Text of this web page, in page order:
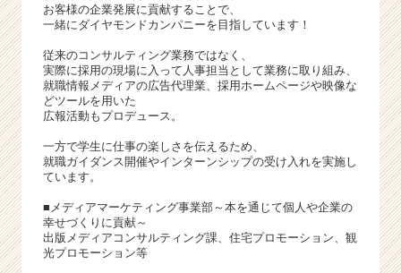
お客様の企業発展に貢献することで、
一緒にダイヤモンドカンパニーを目指しています！
従来のコンサルティング業務ではなく、
実際に採用の現場に入って人事担当として業務に取り組み、
就職情報メディアの広告代理業、採用ホームページや映像な
どツールを用いた
広報活動もプロデュース。
一方で学生に仕事の楽しさを伝えるため、
就職ガイダンス開催やインターンシップの受け入れを実施し
ています。
■メディアマーケティング事業部～本を通じて個人や企業の
幸せづくりに貢献～
出版メディアコンサルティング課、住宅プロモーション、観
光プロモーション等